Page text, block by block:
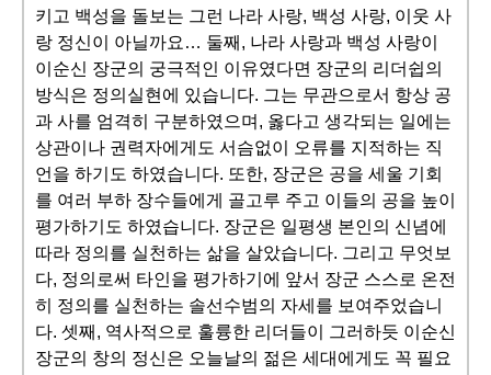
키고 백성을 돌보는 그런 나라 사랑, 백성 사랑, 이웃 사
랑 정신이 아닐까요… 둘째, 나라 사랑과 백성 사랑이
이순신 장군의 궁극적인 이유였다면 장군의 리더쉽의
방식은 정의실현에 있습니다. 그는 무관으로서 항상 공
과 사를 엄격히 구분하였으며, 옳다고 생각되는 일에는
상관이나 권력자에게도 서슴없이 오류를 지적하는 직
언을 하기도 하였습니다. 또한, 장군은 공을 세울 기회
를 여러 부하 장수들에게 골고루 주고 이들의 공을 높이
평가하기도 하였습니다. 장군은 일평생 본인의 신념에
따라 정의를 실천하는 삶을 살았습니다. 그리고 무엇보
다, 정의로써 타인을 평가하기에 앞서 장군 스스로 온전
히 정의를 실천하는 솔선수범의 자세를 보여주었습니
다. 셋째, 역사적으로 훌륭한 리더들이 그러하듯 이순신
장군의 창의 정신은 오늘날의 젊은 세대에게도 꼭 필요